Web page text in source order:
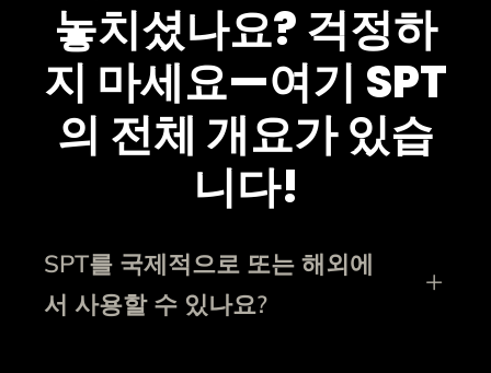
놓치셨나요? 걱정하
지 마세요—여기 SPT
의 전체 개요가 있습
니다!
SPT를 국제적으로 또는 해외에
서 사용할 수 있나요?